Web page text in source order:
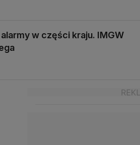
alarmy w części kraju. IMGW